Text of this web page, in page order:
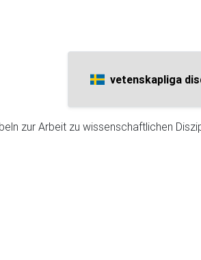
vetenskapliga
zur Arbeit zu wissenschaftlichen